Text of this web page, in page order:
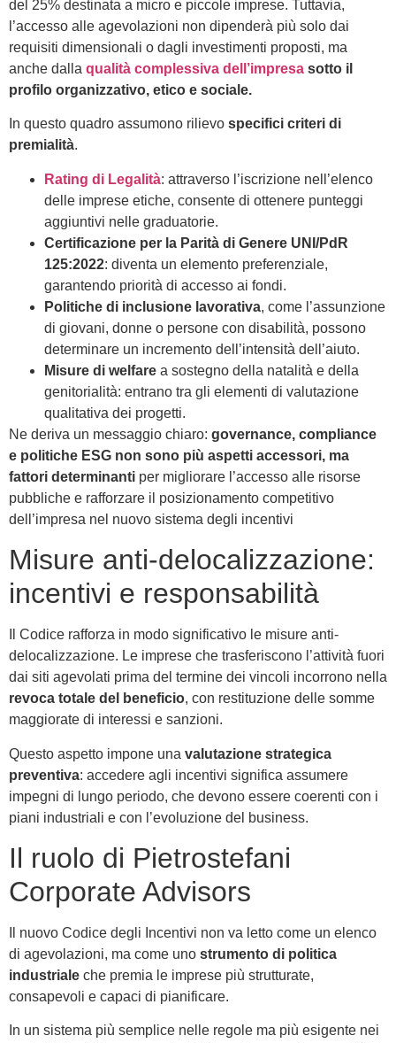
del 25% destinata a micro e piccole imprese. Tuttavia,
l’accesso alle agevolazioni non dipenderà più solo dai
requisiti dimensionali o dagli investimenti proposti, ma
anche dalla qualità complessiva dell’impresa sotto il
profilo organizzativo, etico e sociale.
In questo quadro assumono rilievo specifici criteri di
premialità.
Rating di Legalità: attraverso l’iscrizione nell’elenco
delle imprese etiche, consente di ottenere punteggi
aggiuntivi nelle graduatorie.
Certificazione per la Parità di Genere UNI/PdR
125:2022: diventa un elemento preferenziale,
garantendo priorità di accesso ai fondi.
Politiche di inclusione lavorativa, come l’assunzione
di giovani, donne o persone con disabilità, possono
determinare un incremento dell’intensità dell’aiuto.
Misure di welfare a sostegno della natalità e della
genitorialità: entrano tra gli elementi di valutazione
qualitativa dei progetti.
Ne deriva un messaggio chiaro: governance, compliance
e politiche ESG non sono più aspetti accessori, ma
fattori determinanti per migliorare l’accesso alle risorse
pubbliche e rafforzare il posizionamento competitivo
dell’impresa nel nuovo sistema degli incentivi
Misure anti-delocalizzazione:
incentivi e responsabilità
Il Codice rafforza in modo significativo le misure anti-
delocalizzazione. Le imprese che trasferiscono l’attività fuori
dai siti agevolati prima del termine dei vincoli incorrono nella
revoca totale del beneficio, con restituzione delle somme
maggiorate di interessi e sanzioni.
Questo aspetto impone una valutazione strategica
preventiva: accedere agli incentivi significa assumere
impegni di lungo periodo, che devono essere coerenti con i
piani industriali e con l’evoluzione del business.
Il ruolo di Pietrostefani
Corporate Advisors
Il nuovo Codice degli Incentivi non va letto come un elenco
di agevolazioni, ma come uno strumento di politica
industriale che premia le imprese più strutturate,
consapevoli e capaci di pianificare.
In un sistema più semplice nelle regole ma più esigente nei